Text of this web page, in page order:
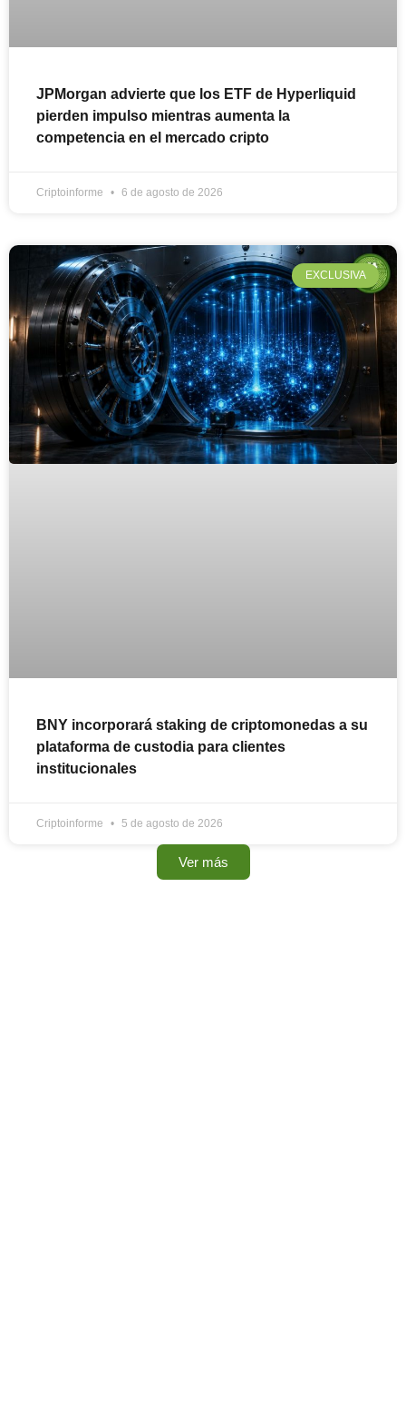
JPMorgan advierte que los ETF de Hyperliquid
pierden impulso mientras aumenta la
competencia en el mercado cripto
Criptoinforme 6 de agosto de 2026
EXCLUSIVA
BNY incorporará staking de criptomonedas a su
plataforma de custodia para clientes
institucionales
Criptoinforme 5 de agosto de 2026
Ver más